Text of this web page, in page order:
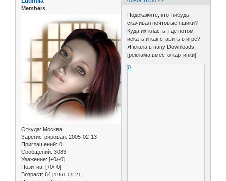
Members
Откуда: Москва
Зарегистрирован: 2005-02-13
Приглашений: 0
Сообщений: 3083
Уважение: [+0/-0]
Позитив: [+0/-0]
Возраст: 64 [1961-09-21]
Подскажите, кто-нибудь
скачивал почтовые ящики?
Куда их класть, где потом
искать и как ставить в игре?
Я клала в папу Downloads.
[реклама вместо картинки]
0